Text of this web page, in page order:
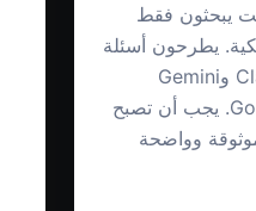
يبحثون فقط
يطرحون أسئلة
على ChatGPT وClaude وGemini
وPerplexity وGoogle AI. يجب أن تصبح
وواضحة